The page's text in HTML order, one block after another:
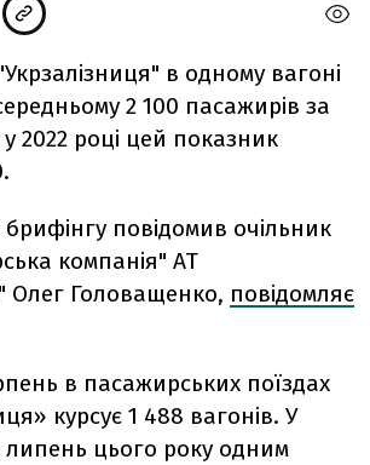
в одному вагоні
2 100 пасажирів за
у 2022 році цей показник
повідомив очільник
компанія" АТ
Олег Головащенко, повідомляє
в пасажирських поїздах
курсує 1 488 вагонів. У
липень цього року одним